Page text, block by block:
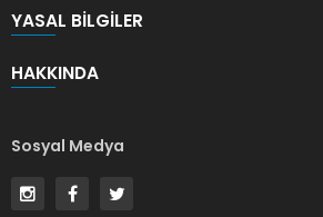
YASAL BILGILER
HAKKINDA
Sosyal Medya